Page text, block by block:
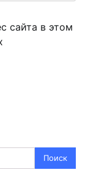
сайта в этом